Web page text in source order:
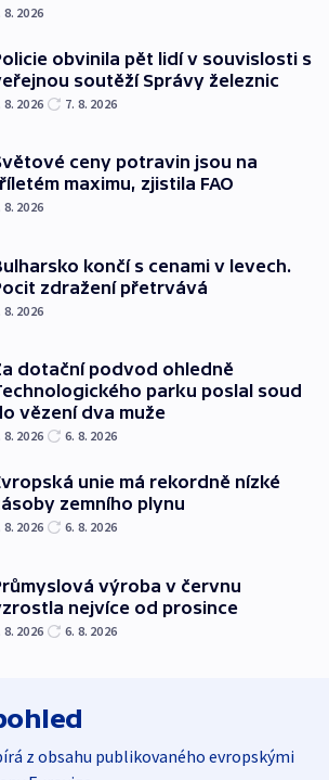
8. 2026
obvinila pět lidí v souvislosti s
soutěží Správy železnic
8. 2026 7. 8. 2026
ceny potravin jsou na
maximu, zjistila FAO
8. 2026
končí s cenami v levech.
zdražení přetrvává
8. 2026
dotační podvod ohledně
parku poslal soud
vězení dva muže
8. 2026 6. 8. 2026
unie má rekordně nízké
zemního plynu
8. 2026 6. 8. 2026
výroba v červnu
nejvíce od prosince
8. 2026 6. 8. 2026
z obsahu publikovaného evropskými